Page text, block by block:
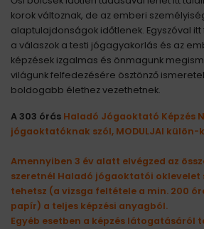
korok változnak, de az emberi
alaptulajdonságok időtlenek. Egyszóval
a válaszok a testi jógagyakorlás és az
képzések izgalmas és önmagunk
világunk felfedezésére ösztönző
boldogabb élethez vezethetnek.
A 303 órás Haladó Jógaoktató Képzés
jógaoktatóknak szól, MODULJAI
Amennyiben 3 év alatt elvégzed az
szeretnél Haladó jógaoktatói oklevelet
tehetsz (a vizsga feltétele a min. 200
papír) a teljes képzési anyagból.
Egyéb esetben a képzés látogatásáról